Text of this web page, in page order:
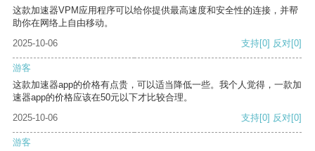
这款加速器VPM应用程序可以给你提供最高速度和安全性的连接，并帮
助你在网络上自由移动。
2025-10-06
支持[0] 反对[0]
游客
这款加速器app的价格有点贵，可以适当降低一些。我个人觉得，一款加
速器app的价格应该在50元以下才比较合理。
2025-10-06
支持[0] 反对[0]
游客